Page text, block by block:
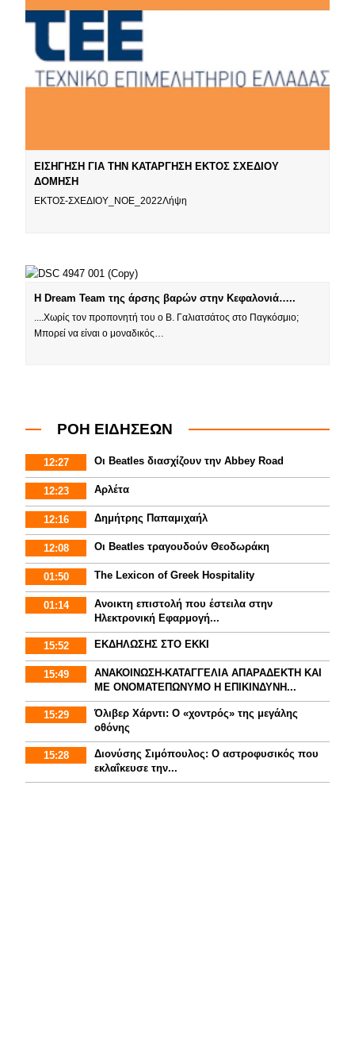
ΕΙΣΗΓΗΣΗ ΓΙΑ ΤΗΝ ΚΑΤΑΡΓΗΣΗ ΕΚΤΟΣ ΣΧΕΔΙΟΥ
ΔΟΜΗΣΗ
ΕΚΤΟΣ-ΣΧΕΔΙΟΥ_ΝΟΕ_2022Λήψη
Η Dream Team της άρσης βαρών στην Κεφαλονιά…..
....Χωρίς τον προπονητή του ο Β. Γαλιατσάτος στο Παγκόσμιο;
Μπορεί να είναι ο μοναδικός…
ΡΟΗ ΕΙΔΗΣΕΩΝ
12:27 Οι Beatles διασχίζουν την Abbey Road
12:23 Αρλέτα
12:16 Δημήτρης Παπαμιχαήλ
12:08 Οι Beatles τραγουδούν Θεοδωράκη
01:50 The Lexicon of Greek Hospitality
01:14
Aνοικτη επιστολή που έστειλα στην
Ηλεκτρονική Εφαρμογή...
15:52 ΕΚΔΗΛΩΣΗΣ ΣΤΟ ΕΚΚΙ
15:49
ΑΝΑΚΟΙΝΩΣΗ-ΚΑΤΑΓΓΕΛΙΑ ΑΠΑΡΑΔΕΚΤΗ ΚΑΙ
ΜΕ ΟΝΟΜΑΤΕΠΩΝΥΜΟ Η ΕΠΙΚΙΝΔΥΝΗ...
15:29
Όλιβερ Χάρντι: Ο «χοντρός» της μεγάλης
οθόνης
15:28
Διονύσης Σιμόπουλος: Ο αστροφυσικός που
εκλαΐκευσε την...